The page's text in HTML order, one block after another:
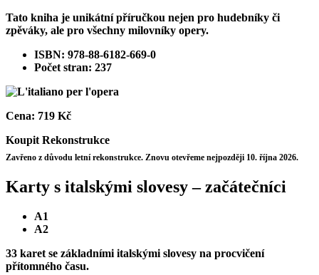
Tato kniha je unikátní příručkou nejen pro hudebníky či
zpěváky, ale pro všechny milovníky opery.
ISBN: 978-88-6182-669-0
Počet stran: 237
Cena: 719 Kč
Koupit Rekonstrukce
Zavřeno z důvodu letní rekonstrukce. Znovu otevřeme nejpozději 10. října 2026.
Karty s italskými slovesy – začátečníci
A1
A2
33 karet se základními italskými slovesy na procvičení
přítomného času.